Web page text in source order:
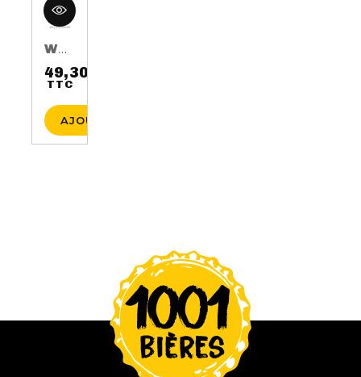
WHISKY AUGUST 17TH 3 ANS 50CL 40%
49,30 €
TTCPrix
AJOUTER AU PANIER